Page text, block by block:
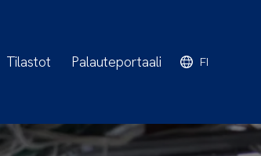
Tilastot Palauteportaali FI